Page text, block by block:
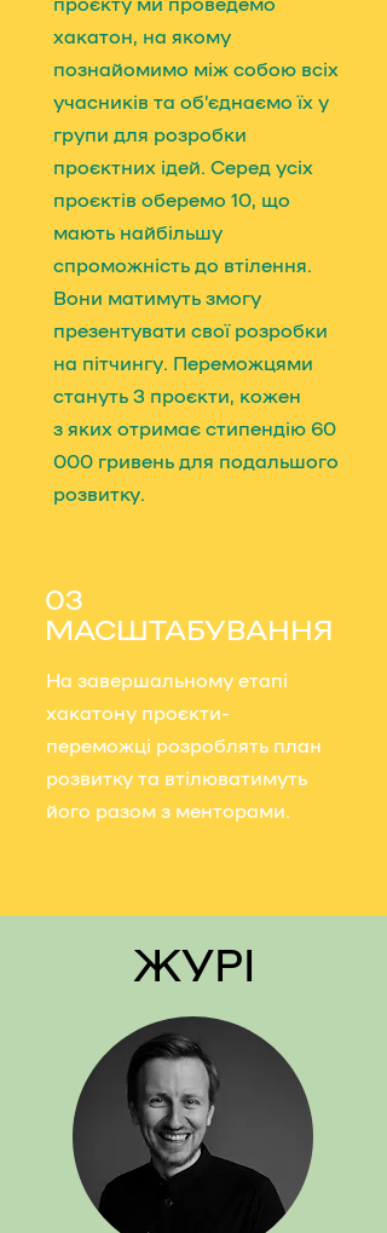
хакатон, на якому
познайомимо між собою всіх
учасників та обʼєднаємо їх у
групи для розробки
проєктних ідей. Серед усіх
проєктів оберемо 10, що
мають найбільшу
спроможність до втілення.
Вони матимуть змогу
презентувати свої розробки
на пітчингу. Переможцями
стануть 3 проєкти, кожен
з яких отримає стипендію 60
000 гривень для подальшого
розвитку.
03
МАСШТАБУВАННЯ
На завершальному етапі
хакатону проєкти-
переможці розроблять план
розвитку та втілюватимуть
його разом з менторами.
ЖУРІ